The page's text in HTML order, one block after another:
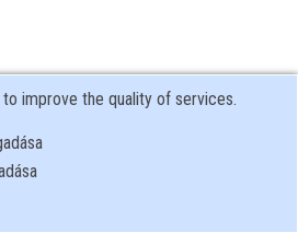
improve the quality of services.